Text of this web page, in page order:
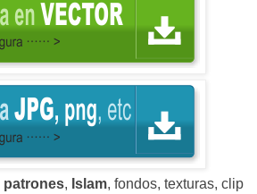
patrones, Islam, fondos, texturas, clip